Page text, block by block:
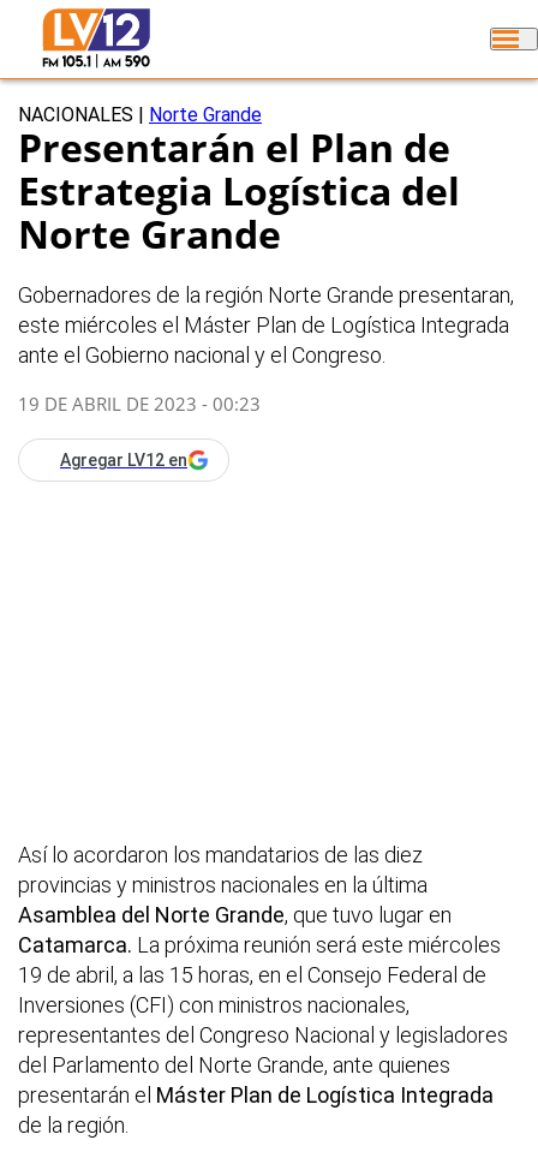
NACIONALES Norte Grande
Presentarán el Plan de
Estrategia Logística del
Norte Grande
Gobernadores de la región Norte Grande presentaran,
este miércoles el Máster Plan de Logística Integrada
ante el Gobierno nacional y el Congreso.
19 DE ABRIL DE 2023 - 00:23
Agregar LV12 en
Así lo acordaron los mandatarios de las diez
provincias y ministros nacionales en la última
Asamblea del Norte Grande, que tuvo lugar en
Catamarca. La próxima reunión será este miércoles
19 de abril, a las 15 horas, en el Consejo Federal de
Inversiones (CFI) con ministros nacionales,
representantes del Congreso Nacional y legisladores
del Parlamento del Norte Grande, ante quienes
presentarán el Máster Plan de Logística Integrada
de la región.